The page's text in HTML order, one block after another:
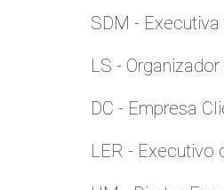
SDM -
LS -
DC - Empresa
LER - Executivo